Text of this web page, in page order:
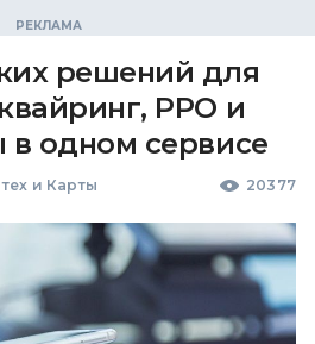
решений для
РРО и
в одном сервисе
и Карты 20377